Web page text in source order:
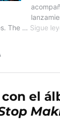
el